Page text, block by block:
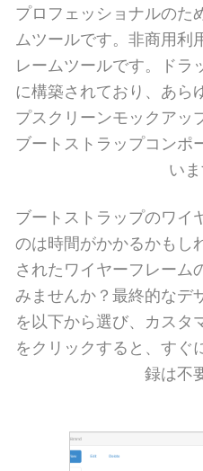
プロフェッショナルのた
ムツールです。非商用利
レームツールです。ドラ
に構築されており、あら
プスクリーンモックアッ
ブートストラップコンポ
いま
ブートストラップのワイ
のは時間がかかるかもし
されたワイヤーフレーム
みませんか？最終的なデ
を以下から選び、カスタ
をクリックすると、すぐ
録は不